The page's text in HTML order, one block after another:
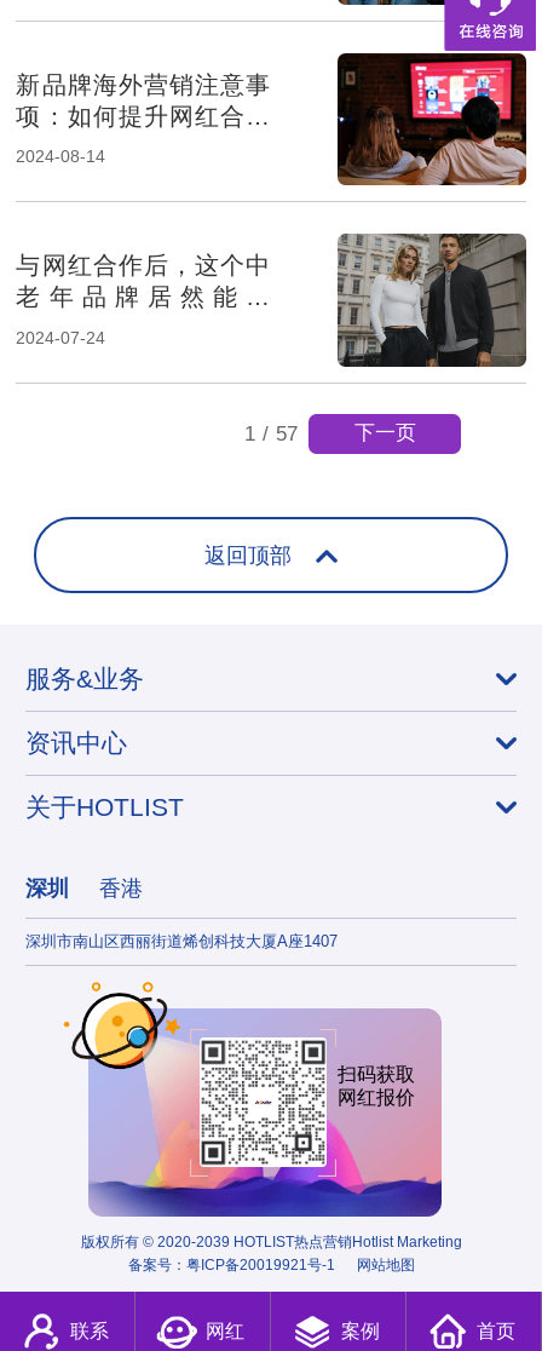
新品牌海外营销注意事
项：如何提升网红合作
成功率？
2024-08-14
与网红合作后，这个中
老年品牌居然能在
TikTok热卖
2024-07-24
1 / 57 下一页
返回顶部
服务&业务
资讯中心
关于HOTLIST
深圳 香港
深圳市南山区西丽街道烯创科技大厦A座1407
扫码获取
网红报价
版权所有 © 2020-2039 HOTLIST热点营销Hotlist Marketing
备案号： 粤ICP备20019921号-1 网站地图
联系 网红 案例 首页